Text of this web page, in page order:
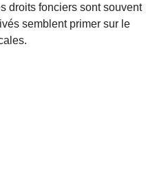
droits fonciers sont souvent
semblent primer sur le